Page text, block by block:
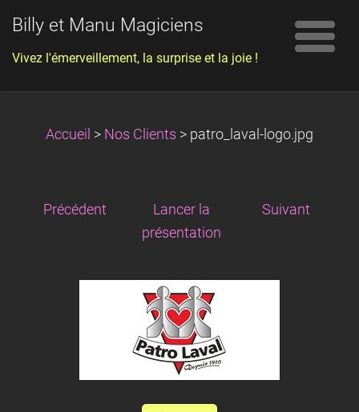
Billy et Manu Magiciens
Vivez l'émerveillement, la surprise et la joie !
Accueil > Nos Clients > patro_laval-logo.jpg
Précédent
Lancer la
présentation
Suivant